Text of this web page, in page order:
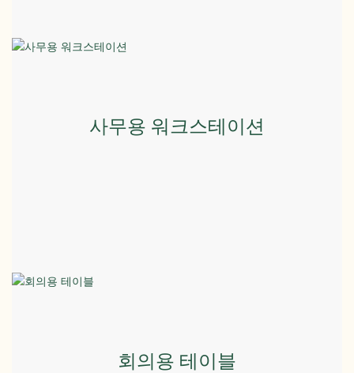
사무용 워크스테이션
회의용 테이블